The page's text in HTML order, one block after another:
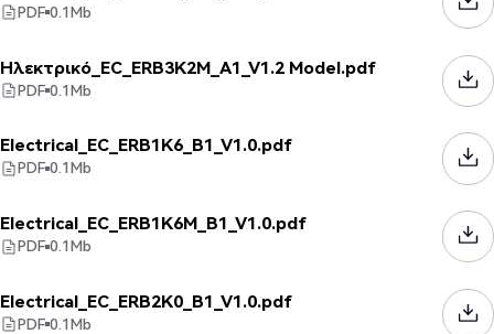
PDF 0.1Mb
Ηλεκτρικό_EC_ERB3K2M_A1_V1.2 Model.pdf
PDF 0.1Mb
Electrical_EC_ERB1K6_B1_V1.0.pdf
PDF 0.1Mb
Electrical_EC_ERB1K6M_B1_V1.0.pdf
PDF 0.1Mb
Electrical_EC_ERB2K0_B1_V1.0.pdf
PDF 0.1Mb